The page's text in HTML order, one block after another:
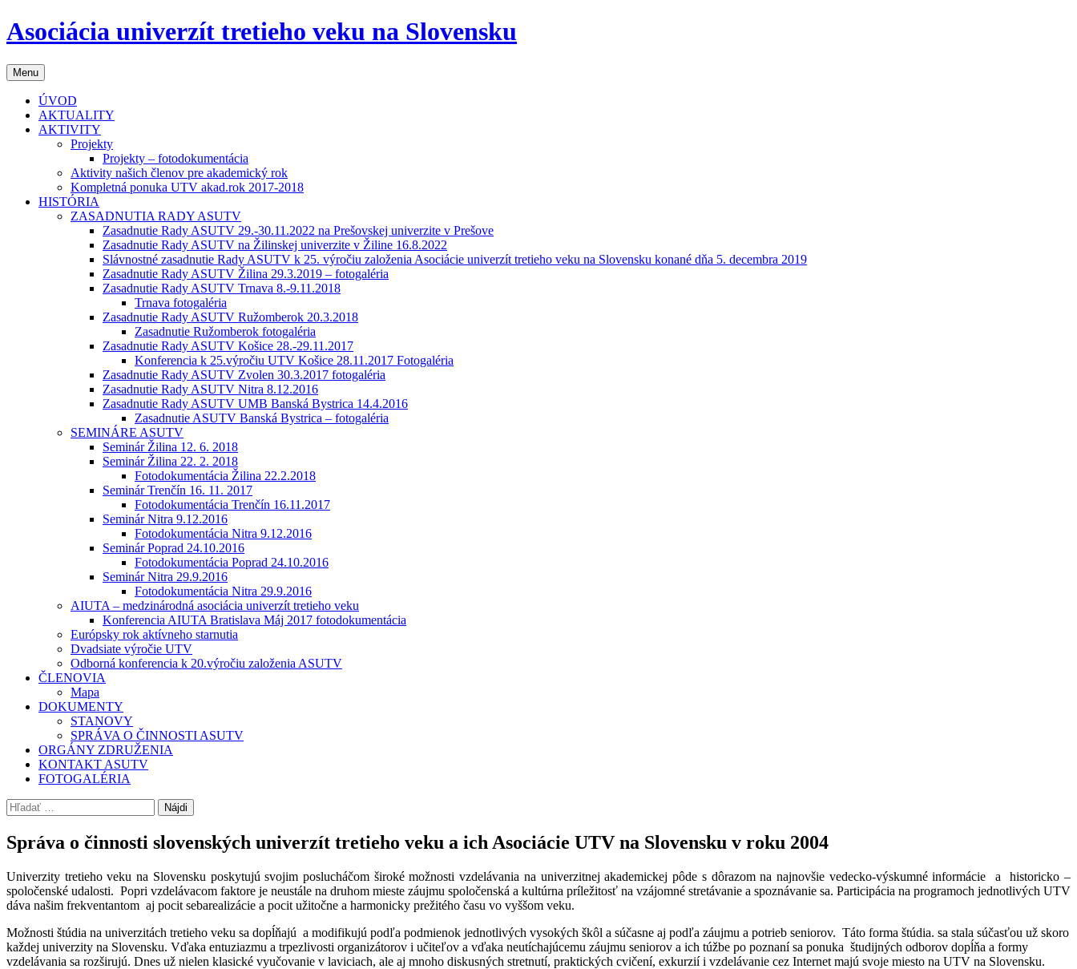
Preskočiť
na
Asociácia univerzít tretieho veku na Slovensku
Menu
ÚVOD
AKTUALITY
AKTIVITY
Projekty
Projekty – fotodokumentácia
Aktivity našich členov pre akademický rok
Kompletná ponuka UTV akad.rok 2017-2018
HISTÓRIA
ZASADNUTIA RADY ASUTV
Zasadnutie Rady ASUTV 29.-30.11.2022 na Prešovskej univerzite v Prešove
Zasadnutie Rady ASUTV na Žilinskej univerzite v Žiline 16.8.2022
Slávnostné zasadnutie Rady ASUTV k 25. výročiu založenia Asociácie univerzít tretieho veku na Slovensku konané dňa 5. decembra 2019
Zasadnutie Rady ASUTV Žilina 29.3.2019 – fotogaléria
Zasadnutie Rady ASUTV Trnava 8.-9.11.2018
Trnava fotogaléria
Zasadnutie Rady ASUTV Ružomberok 20.3.2018
Zasadnutie Ružomberok fotogaléria
Zasadnutie Rady ASUTV Košice 28.-29.11.2017
Konferencia k 25.výročiu UTV Košice 28.11.2017 Fotogaléria
Zasadnutie Rady ASUTV Zvolen 30.3.2017 fotogaléria
Zasadnutie Rady ASUTV Nitra 8.12.2016
Zasadnutie Rady ASUTV UMB Banská Bystrica 14.4.2016
Zasadnutie ASUTV Banská Bystrica – fotogaléria
SEMINÁRE ASUTV
Seminár Žilina 12. 6. 2018
Seminár Žilina 22. 2. 2018
Fotodokumentácia Žilina 22.2.2018
Seminár Trenčín 16. 11. 2017
Fotodokumentácia Trenčín 16.11.2017
Seminár Nitra 9.12.2016
Fotodokumentácia Nitra 9.12.2016
Seminár Poprad 24.10.2016
Fotodokumentácia Poprad 24.10.2016
Seminár Nitra 29.9.2016
Fotodokumentácia Nitra 29.9.2016
AIUTA – medzinárodná asociácia univerzít tretieho veku
Konferencia AIUTA Bratislava Máj 2017 fotodokumentácia
Európsky rok aktívneho starnutia
Dvadsiate výročie UTV
Odborná konferencia k 20.výročiu založenia ASUTV
ČLENOVIA
Mapa
DOKUMENTY
STANOVY
SPRÁVA O ČINNOSTI ASUTV
ORGÁNY ZDRUŽENIA
KONTAKT ASUTV
FOTOGALÉRIA
Hľadať:
Správa o činnosti slovenských univerzít tretieho veku a ich Asociácie UTV na Slovensku v roku 2004
Univerzity tretieho veku na Slovensku poskytujú svojim poslucháčom široké možnosti vzdelávania na univerzitnej akademickej pôde s dôrazom na najnovšie vedecko-výskumné informácie a historicko –
spoločenské udalosti. Popri vzdelávacom faktore je neustále na druhom mieste záujmu spoločenská a kultúrna príležitosť na vzájomné stretávanie a spoznávanie sa. Participácia na programoch jednotlivých UTV
dáva našim frekventantom aj pocit sebarealizácie a pocit užitočne a harmonicky prežitého času vo vyššom veku.
Možnosti štúdia na univerzitách tretieho veku sa dopĺňajú a modifikujú podľa podmienok jednotlivých vysokých škôl a súčasne aj podľa záujmu a potrieb seniorov. Táto forma štúdia. sa stala súčasťou už skoro
každej univerzity na Slovensku. Vďaka entuziazmu a trpezlivosti organizátorov i učiteľov a vďaka neutíchajúcemu záujmu seniorov a ich túžbe po poznaní sa ponuka študijných odborov dopĺňa a formy
vzdelávania sa rozširujú. Dnes už nielen klasické vyučovanie v laviciach, ale aj mnoho diskusných stretnutí, praktických cvičení, exkurzií i vzdelávanie cez Internet majú svoje miesto na UTV na Slovensku.